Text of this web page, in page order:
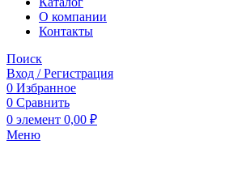
О компании
Контакты
Поиск
Вход / Регистрация
0 Избранное
0 Сравнить
0 элемент 0,00 ₽
Меню